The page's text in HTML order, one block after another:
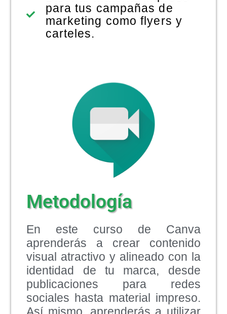
para tus campañas de
marketing como flyers y
carteles.
Metodología
En este curso de Canva
aprenderás a crear contenido
visual atractivo y alineado con la
identidad de tu marca, desde
publicaciones para redes
sociales hasta material impreso.